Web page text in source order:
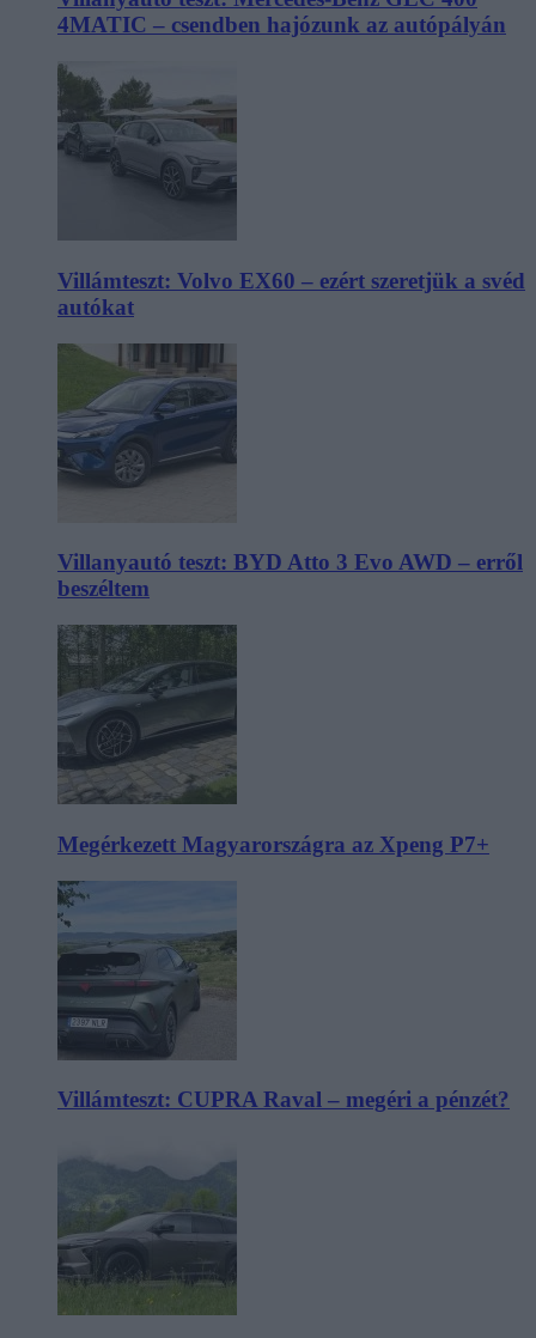
4MATIC – csendben hajózunk az autópályán
Villámteszt: Volvo EX60 – ezért szeretjük a svéd
autókat
Villanyautó teszt: BYD Atto 3 Evo AWD – erről
beszéltem
Megérkezett Magyarországra az Xpeng P7+
Villámteszt: CUPRA Raval – megéri a pénzét?